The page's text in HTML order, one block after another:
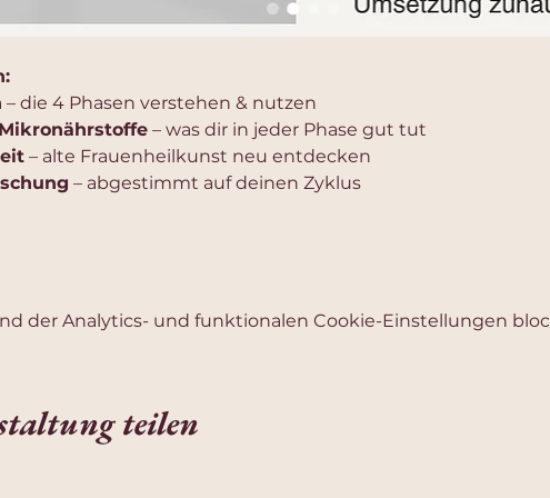
– die 4 Phasen verstehen & nutzen
– was dir in jeder Phase gut tut
– alte Frauenheilkunst neu entdecken
– abgestimmt auf deinen Zyklus
der Analytics- und funktionalen Cookie-Einstellungen
teilen